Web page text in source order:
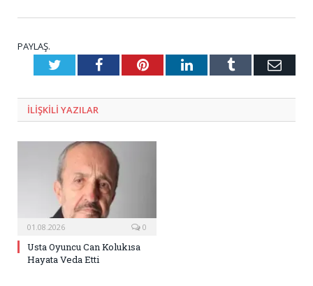
PAYLAŞ.
TwitterFacebookPinterestLinkedInTumblr E-
ILIŞKILI YAZILAR
01.08.2026 0
Usta Oyuncu Can Kolukısa
Hayata Veda Etti